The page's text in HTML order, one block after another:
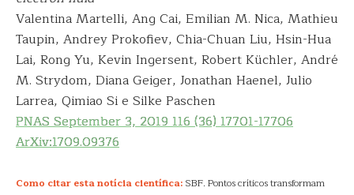
Valentina Martelli, Ang Cai, Emilian M. Nica, Mathieu
Taupin, Andrey Prokofiev, Chia-Chuan Liu, Hsin-Hua
Lai, Rong Yu, Kevin Ingersent, Robert Küchler, André
M. Strydom, Diana Geiger, Jonathan Haenel, Julio
Larrea, Qimiao Si e Silke Paschen
PNAS September 3, 2019 116 (36) 17701-17706
ArXiv:1709.09376
Como citar esta notícia científica: SBF. Pontos críticos transformam